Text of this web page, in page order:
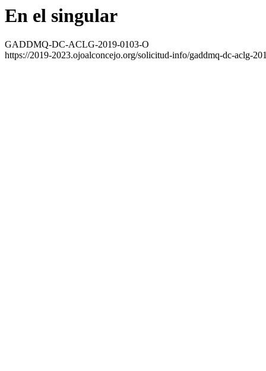
En el singular
GADDMQ-DC-ACLG-2019-0103-O
https://2019-2023.ojoalconcejo.org/solicitud-info/gaddmq-dc-aclg-